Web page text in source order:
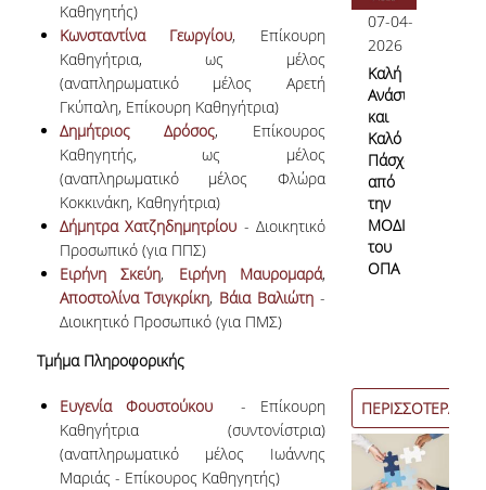
Καθηγητής)
Κωνσταντίνα Γεωργίου, Επίκουρη
Καθηγήτρια, ως μέλος
(αναπληρωματικό μέλος Αρετή
Γκύπαλη, Επίκουρη Καθηγήτρια)
Δημήτριος Δρόσος, Επίκουρος
Καθηγητής, ως μέλος
(αναπληρωματικό μέλος Φλώρα
Κοκκινάκη, Καθηγήτρια)
Δήμητρα Χατζηδημητρίου - Διοικητικό
Προσωπικό (για ΠΠΣ)
Ειρήνη Σκεύη, Ειρήνη Μαυρομαρά,
Αποστολίνα Τσιγκρίκη, Βάια Βαλιώτη -
Διοικητικό Προσωπικό (για ΠΜΣ)
Τμήμα Πληροφορικής
Ευγενία Φουστούκου- Επίκουρη
Καθηγήτρια (συντονίστρια)
(αναπληρωματικό μέλος Ιωάννης
Μαριάς - Επίκουρος Καθηγητής)
07-04-
2026
Καλή
Ανάσταση
και
Καλό
Πάσχα
από
την
ΜΟΔΙΠ
του
ΟΠΑ
ΠΕΡΙΣΣΟΤΕΡΑ